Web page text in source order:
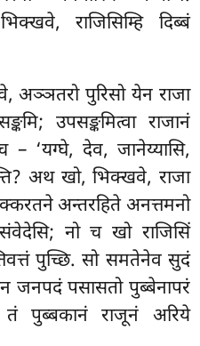
राजिसिम्हि दिब्बं
अञ्ञतरो पुरिसो येन राजा
उपसङ्कमित्वा राजानं
– ‘यग्घे, देव, जानेय्यासि,
अथ खो, भिक्खवे, राजा
अन्तरहिते अनत्तमनो
नो च खो राजिसिं
पुच्छि. सो समतेनेव सुदं
पसासतो पुब्बेनापरं
पुब्बकानं राजूनं अरिये